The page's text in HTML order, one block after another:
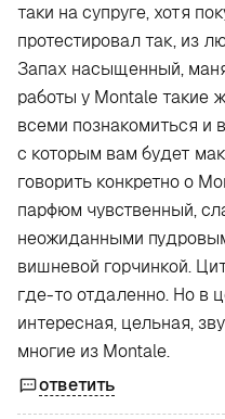
таки на супруге, хотя
протестировал так, из
Запах насыщенный,
работы у Montale такие
всеми познакомиться и
с которым вам будет
говорить конкретно о
парфюм чувственный,
неожиданными
вишневой горчинкой.
где-то отдаленно. Но в
интересная, цельная,
многие из Montale.
ответить